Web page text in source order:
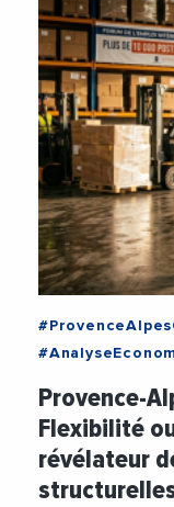
#Travail
Provence-
Flexibilité
révélateur